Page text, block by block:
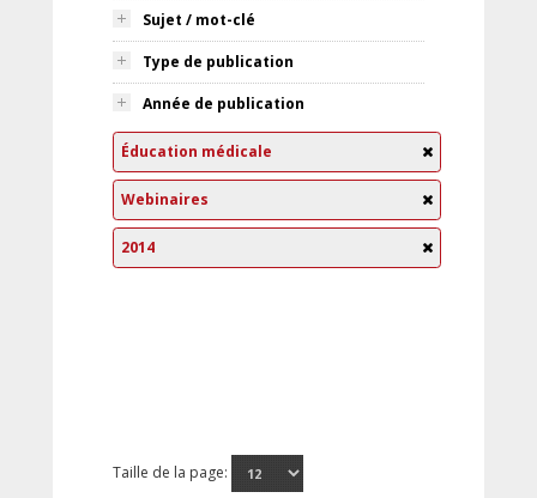
Sujet / mot-clé
Type de publication
Année de publication
Éducation médicale
Webinaires
2014
Taille de la page: